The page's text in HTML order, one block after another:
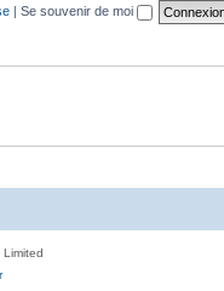
| Se souvenir de moi